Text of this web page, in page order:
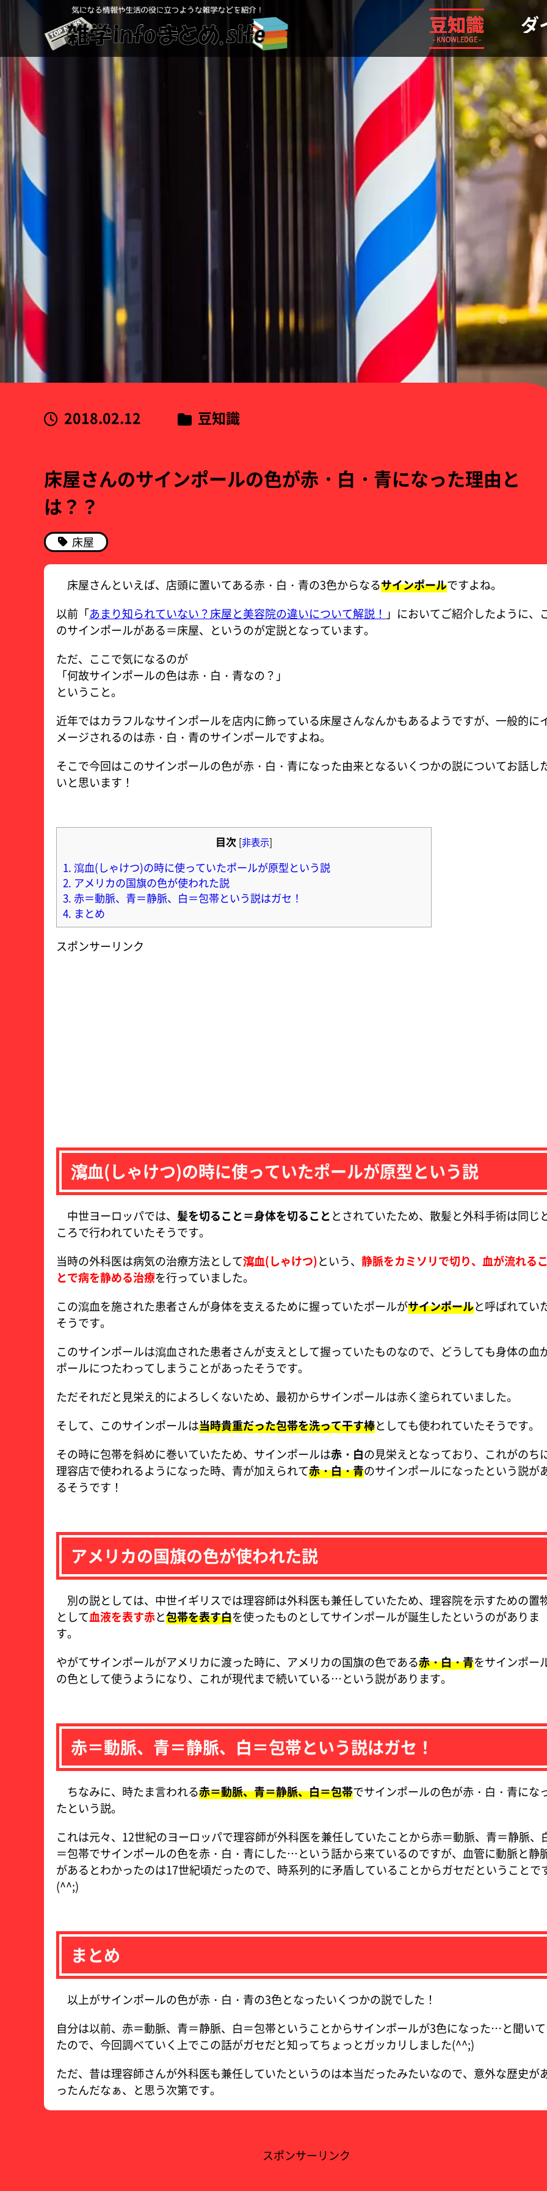
気になる情報や生活の役に立つような雑学などを
豆知識
- KNOWLEDGE -
ダ
2018.02.12 豆知識
床屋さんのサインポールの色が赤・白・青になった理由と
は？？
床屋
床屋さんといえば、店頭に置いてある赤・白・青の3色からなるサインポールですよね。
以前「あまり知られていない？床屋と美容院の違いについて解説！ 」においてご紹介したように、
のサインポールがある＝床屋、というのが定説となっています。
ただ、ここで気になるのが
「何故サインポールの色は赤・白・青なの？」
ということ。
近年ではカラフルなサインポールを店内に飾っている床屋さんなんかもあるようですが、一般的に
メージされるのは赤・白・青のサインポールですよね。
そこで今回はこのサインポールの色が赤・白・青になった由来となるいくつかの説についてお話し
いと思います！
目次 [非表示]
1. 瀉血(しゃけつ)の時に使っていたポールが原型という説
2. アメリカの国旗の色が使われた説
3. 赤＝動脈、青＝静脈、白＝包帯という説はガセ！
4. まとめ
スポンサーリンク
瀉血(しゃけつ)の時に使っていたポールが原型という説
中世ヨーロッパでは、 髪を切ること＝身体を切ることとされていたため、散髪と外科手術は同じ
ころで行われていたそうです。
当時の外科医は病気の治療方法として瀉血(しゃけつ)という、 静脈をカミソリで切り、血が流れるこ
とで病を静める治療を行っていました。
この瀉血を施された患者さんが身体を支えるために握っていたポールがサインポールと呼ばれてい
そうです。
このサインポールは瀉血された患者さんが支えとして握っていたものなので、どうしても身体の血
ポールにつたわってしまうことがあったそうです。
ただそれだと見栄え的によろしくないため、最初からサインポールは赤く塗られていました。
そして、このサインポールは当時貴重だった包帯を洗って干す棒としても使われていたそうです。
その時に包帯を斜めに巻いていたため、サインポールは赤・白の見栄えとなっており、これがのち
理容店で使われるようになった時、青が加えられて赤・白・青のサインポールになったという説が
るそうです！
アメリカの国旗の色が使われた説
別の説としては、中世イギリスでは理容師は外科医も兼任していたため、理容院を示すための置
として血液を表す赤と包帯を表す白を使ったものとしてサインポールが誕生したというのがありま
す。
やがてサインポールがアメリカに渡った時に、アメリカの国旗の色である赤・白・青をサインポー
の色として使うようになり、これが現代まで続いている…という説があります。
赤＝動脈、青＝静脈、白＝包帯という説はガセ！
ちなみに、時たま言われる赤＝動脈、青＝静脈、白＝包帯でサインポールの色が赤・白・青にな
たという説。
これは元々、12世紀のヨーロッパで理容師が外科医を兼任していたことから赤＝動脈、青＝静脈、
＝包帯でサインポールの色を赤・白・青にした…という話から来ているのですが、血管に動脈と静
があるとわかったのは17世紀頃だったので、時系列的に矛盾していることからガセだということで
(^^;)
まとめ
以上がサインポールの色が赤・白・青の3色となったいくつかの説でした！
自分は以前、赤＝動脈、青＝静脈、白＝包帯ということからサインポールが3色になった…と聞い
たので、今回調べていく上でこの話がガセだと知ってちょっとガッカリしました(^^;)
ただ、昔は理容師さんが外科医も兼任していたというのは本当だったみたいなので、意外な歴史が
ったんだなぁ、と思う次第です。
スポンサーリンク